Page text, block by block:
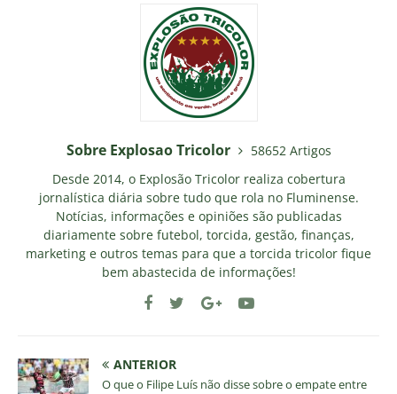
Sobre Explosao Tricolor
58652 Artigos
Desde 2014, o Explosão Tricolor realiza cobertura
jornalística diária sobre tudo que rola no Fluminense.
Notícias, informações e opiniões são publicadas
diariamente sobre futebol, torcida, gestão, finanças,
marketing e outros temas para que a torcida tricolor fique
bem abastecida de informações!
ANTERIOR
O que o Filipe Luís não disse sobre o empate entre